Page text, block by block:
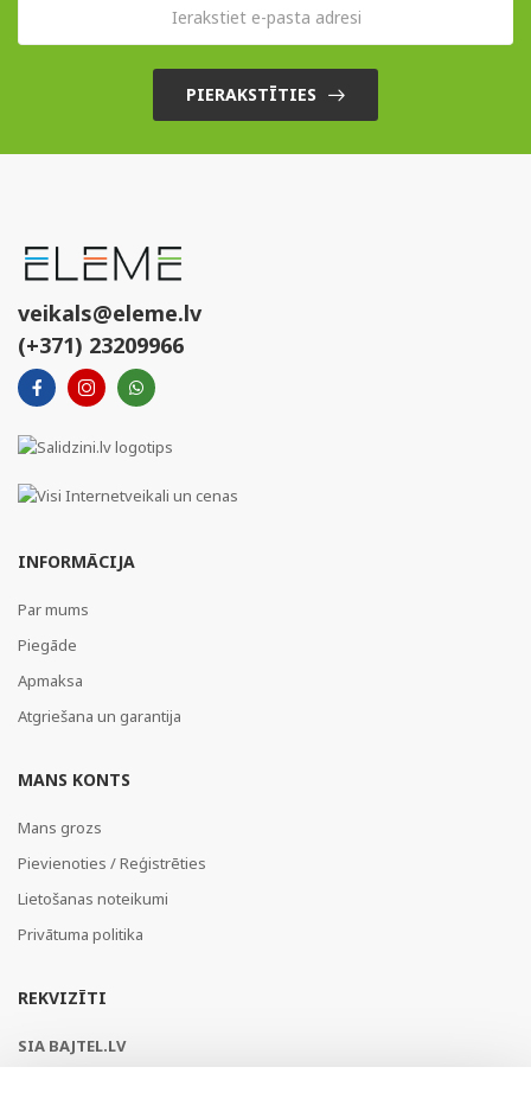
PIERAKSTĪTIES
veikals@eleme.lv
(+371) 23209966
INFORMĀCIJA
Par mums
Piegāde
Apmaksa
Atgriešana un garantija
MANS KONTS
Mans grozs
Pievienoties / Reģistrēties
Lietošanas noteikumi
Privātuma politika
REKVIZĪTI
SIA BAJTEL.LV